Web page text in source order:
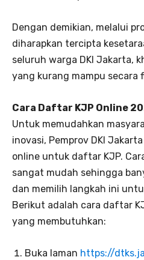
Dengan demikian, melalui
diharapkan tercipta
seluruh warga DKI Jakarta,
yang kurang mampu secara
Cara Daftar KJP Online
Untuk memudahkan
inovasi, Pemprov DKI
online untuk daftar KJP.
sangat mudah sehingga
dan memilih langkah ini
Berikut adalah cara daftar
yang membutuhkan:
Buka laman https://